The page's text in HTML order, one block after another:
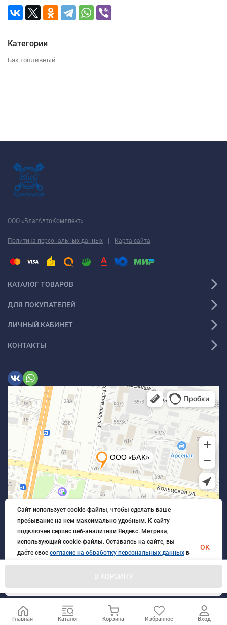
В КОРЗИНУ
Категории
Бак топливный
ООО «БлагАвтоКомлпект»
Политика персональных данных | Карта сайта
КАТАЛОГ ТОВАРОВ
ДЛЯ ПОКУПАТЕЛЕЙ
ЛИЧНЫЙ КАБИНЕТ
КОНТАКТЫ
© 2026 БлагАвтоКомплект. Все права защищены
Главная Каталог Корзина Избранное Вход
Сайт использует cookie-файлы, чтобы сделать ваше
пребывание на нем максимально удобным. К cайту
подключен сервис веб-аналитики Яндекс. Метрика,
использующий cookie-файлы. Оставаясь на сайте, вы
даёте свое согласие на обработку персональных данных в
порядке, указанном вПолитике обработки персональных
OK